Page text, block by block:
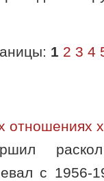
1 2 3 4
отношениях
с 1956-